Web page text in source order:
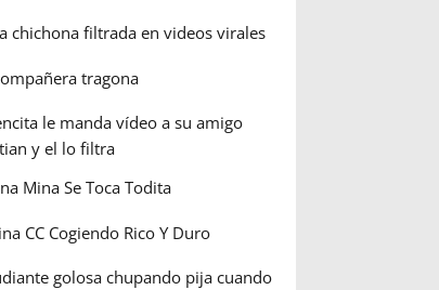
chichona filtrada en videos virales
tragona
le manda vídeo a su amigo
y el lo filtra
Mina Se Toca Todita
CC Cogiendo Rico Y Duro
golosa chupando pija cuando